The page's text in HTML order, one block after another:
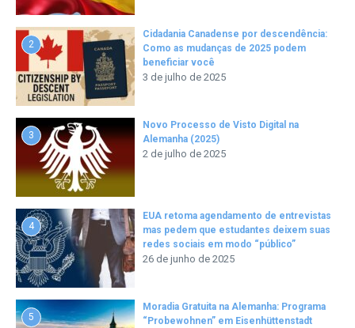
2
Cidadania Canadense por descendência:
Como as mudanças de 2025 podem
beneficiar você
3 de julho de 2025
3
Novo Processo de Visto Digital na
Alemanha (2025)
2 de julho de 2025
4
EUA retoma agendamento de entrevistas
mas pedem que estudantes deixem suas
redes sociais em modo “público”
26 de junho de 2025
5
Moradia Gratuita na Alemanha: Programa
“Probewohnen” em Eisenhüttenstadt